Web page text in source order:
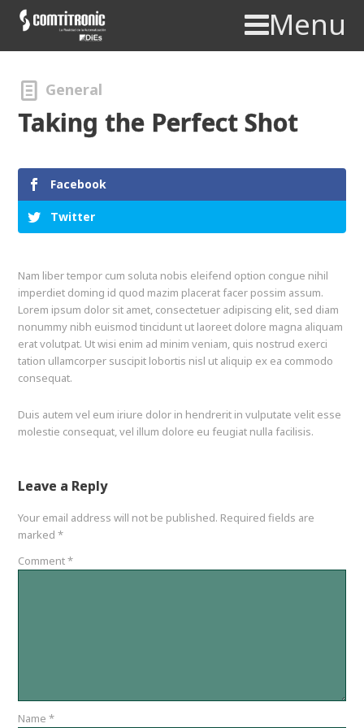
Menu
General
Taking the Perfect Shot
Facebook
Twitter
Nam liber tempor cum soluta nobis eleifend option congue nihil
imperdiet doming id quod mazim placerat facer possim assum.
Lorem ipsum dolor sit amet, consectetuer adipiscing elit, sed diam
nonummy nibh euismod tincidunt ut laoreet dolore magna aliquam
erat volutpat. Ut wisi enim ad minim veniam, quis nostrud exerci
tation ullamcorper suscipit lobortis nisl ut aliquip ex ea commodo
consequat.
Duis autem vel eum iriure dolor in hendrerit in vulputate velit esse
molestie consequat, vel illum dolore eu feugiat nulla facilisis.
Leave a Reply
Your email address will not be published. Required fields are
marked*
Comment*
Name*